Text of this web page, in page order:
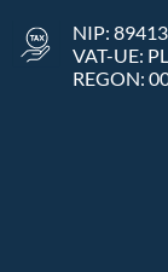
NIP:
VAT-UE:
REGON: